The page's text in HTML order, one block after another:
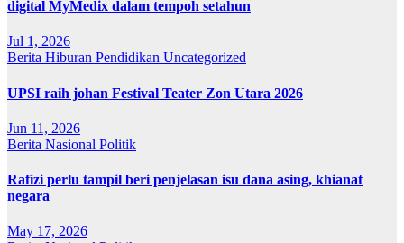
digital MyMedix dalam tempoh setahun
Jul 1, 2026
Berita Hiburan Pendidikan Uncategorized
UPSI raih johan Festival Teater Zon Utara 2026
Jun 11, 2026
Berita Nasional Politik
Rafizi perlu tampil beri penjelasan isu dana asing, khianat
negara
May 17, 2026